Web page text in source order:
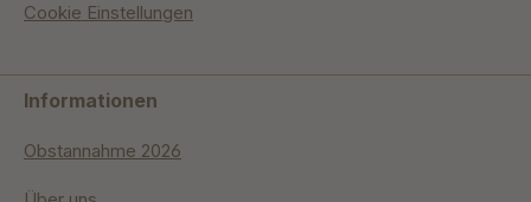
Cookie Einstellungen
Informationen
Obstannahme 2026